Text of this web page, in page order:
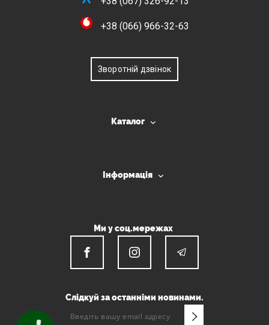
+38 (066) 966-32-63
Зворотній дзвінок
Каталог
Інформація
Ми у соц.мережах
Слідкуй за останніми новинами.